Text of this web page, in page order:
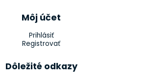
Môj účet
Prihlásiť
Registrovať
Dôležité odkazy